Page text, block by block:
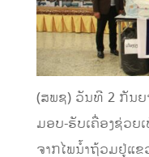
(ສພຊ) ວັນທີ 2 ກັນຍ
ມອບ-ຮັບເຄື່ອງຊ່ວຍ
ຈາກໄພນ້ຳຖ້ວມຢູ່ແ